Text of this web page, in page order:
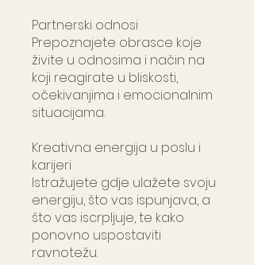
Partnerski odnosi
Prepoznajete obrasce koje
živite u odnosima i način na
koji reagirate u bliskosti,
očekivanjima i emocionalnim
situacijama.
Kreativna energija u poslu i
karijeri
Istražujete gdje ulažete svoju
energiju, što vas ispunjava, a
što vas iscrpljuje, te kako
ponovno uspostaviti
ravnotežu.